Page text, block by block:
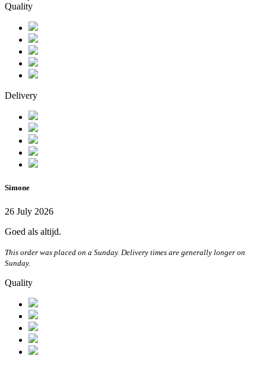
Quality
Delivery
Simone
26 July 2026
Goed als altijd.
This order was placed on a Sunday. Delivery times are generally longer on
Sunday.
Quality